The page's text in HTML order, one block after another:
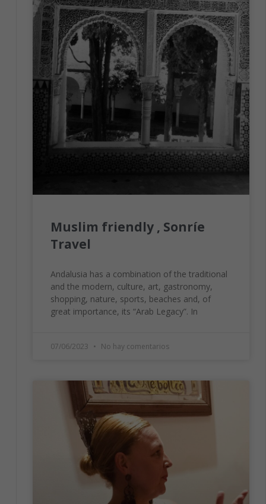
Muslim friendly , Sonríe
Travel
Andalusia has a combination of the traditional
and the modern, culture, art, gastronomy,
shopping, nature, sports, beaches and, of
great importance, its “Arab Legacy”. In
07/06/2023 No hay comentarios